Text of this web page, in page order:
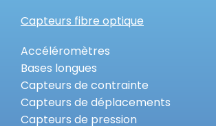
Capteurs fibre optique
Accéléromètres
Bases longues
Capteurs de contrainte
Capteurs de déplacements
Capteurs de pression